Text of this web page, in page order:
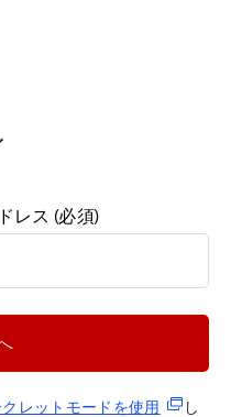
レス (必須)
クレットモードを使用 (新規タブ
し